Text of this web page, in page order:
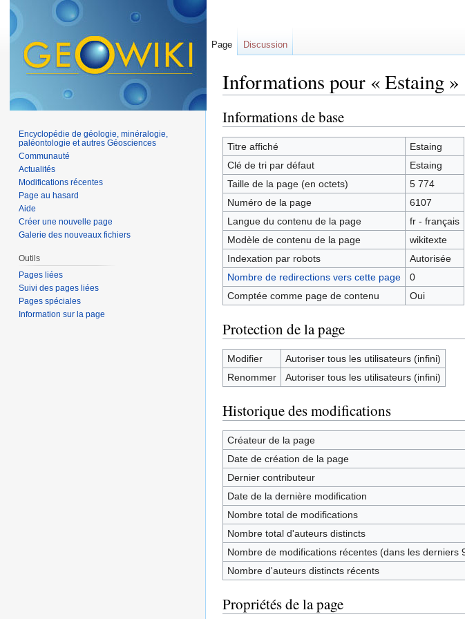
Informations pour « Estaing »
Informations de base
Titre affiché
Estaing
Clé de tri par défaut
Estaing
Taille de la page (en octets)
5 774
Numéro de la page
6107
Langue du contenu de la page
fr - français
Modèle de contenu de la page
wikitexte
Indexation par robots
Autorisée
Nombre de redirections vers cette page
0
Comptée comme page de contenu
Oui
Protection de la page
Modifier
Autoriser tous les utilisateurs (infini)
Renommer
Autoriser tous les utilisateurs (infini)
Historique des modifications
Créateur de la page
Date de création de la page
Dernier contributeur
Date de la dernière modification
Nombre total de modifications
Nombre total d'auteurs distincts
Nombre de modifications récentes (dans les derniers
Nombre d'auteurs distincts récents
Propriétés de la page
Page Discussion
Encyclopédie de géologie, minéralogie,
paléontologie et autres Géosciences
Communauté
Actualités
Modifications récentes
Page au hasard
Aide
Créer une nouvelle page
Galerie des nouveaux fichiers
Outils
Pages liées
Suivi des pages liées
Pages spéciales
Information sur la page